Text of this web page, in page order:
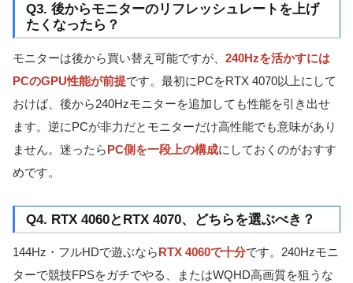
Q3. 後からモニターのリフレッシュレートを上げ
たくなったら？
モニターは後から買い替え可能ですが、 240Hzを活かすには
PCのGPU性能が前提です。最初にPCをRTX 4070以上にして
おけば、後から240Hzモニターを追加しても性能を引き出せ
ます。逆にPCが非力だとモニターだけ高性能でも意味があり
ません。迷ったらPC側を一段上の構成にしておくのがおすす
めです。
Q4. RTX 4060とRTX 4070、どちらを選ぶべき？
144Hz・フルHDで遊ぶならRTX 4060で十分です。240Hzモニ
ターで競技FPSをガチでやる、またはWQHD高画質を狙うな